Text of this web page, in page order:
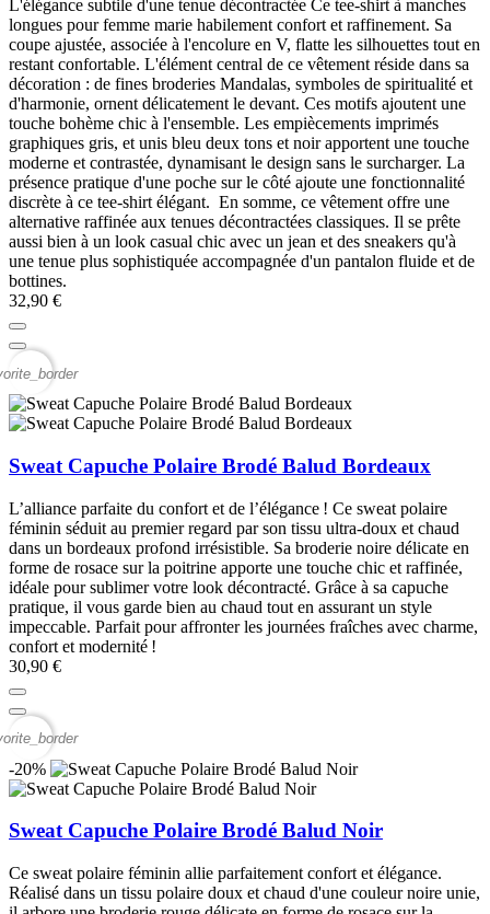
L'élégance subtile d'une tenue décontractée Ce tee-shirt à manches
longues pour femme marie habilement confort et raffinement. Sa
coupe ajustée, associée à l'encolure en V, flatte les silhouettes tout en
restant confortable. L'élément central de ce vêtement réside dans sa
décoration : de fines broderies Mandalas, symboles de spiritualité et
d'harmonie, ornent délicatement le devant. Ces motifs ajoutent une
touche bohème chic à l'ensemble. Les empiècements imprimés
graphiques gris, et unis bleu deux tons et noir apportent une touche
moderne et contrastée, dynamisant le design sans le surcharger. La
présence pratique d'une poche sur le côté ajoute une fonctionnalité
discrète à ce tee-shirt élégant. En somme, ce vêtement offre une
alternative raffinée aux tenues décontractées classiques. Il se prête
aussi bien à un look casual chic avec un jean et des sneakers qu'à
une tenue plus sophistiquée accompagnée d'un pantalon fluide et de
bottines.
32,90 €
Sweat Capuche Polaire Brodé Balud Bordeaux
L’alliance parfaite du confort et de l’élégance ! Ce sweat polaire
féminin séduit au premier regard par son tissu ultra‑doux et chaud
dans un bordeaux profond irrésistible. Sa broderie noire délicate en
forme de rosace sur la poitrine apporte une touche chic et raffinée,
idéale pour sublimer votre look décontracté. Grâce à sa capuche
pratique, il vous garde bien au chaud tout en assurant un style
impeccable. Parfait pour affronter les journées fraîches avec charme,
confort et modernité !
30,90 €
-20%
Sweat Capuche Polaire Brodé Balud Noir
Ce sweat polaire féminin allie parfaitement confort et élégance.
Réalisé dans un tissu polaire doux et chaud d'une couleur noire unie,